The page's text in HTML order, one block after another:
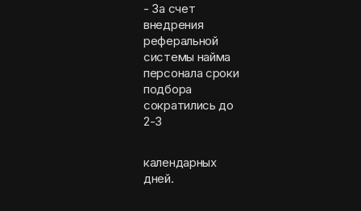
- За счет
внедрения
реферальной
системы найма
персонала сроки
подбора
сократились до
2-3
календарных
дней.